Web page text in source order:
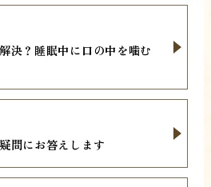
決？睡眠中に口の中を噛む
問にお答えします